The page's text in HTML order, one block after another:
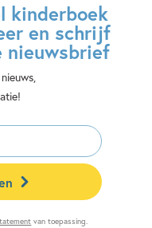
kinderboek
en schrijf
nieuwsbrief
van toepassing.